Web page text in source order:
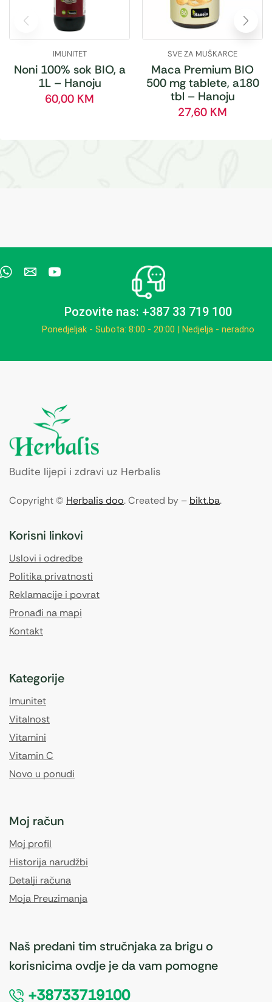
IMUNITET
Noni 100% sok BIO, a
1L – Hanoju
60,00 KM
SVE ZA MUŠKARCE
Maca Premium BIO
500 mg tablete, a180
tbl – Hanoju
27,60 KM
Pozovite nas: +387 33 719 100
Ponedjeljak - Subota: 8:00 - 20:00 | Nedjelja - neradno
Budite lijepi i zdravi uz Herbalis
Copyright © Herbalis doo. Created by – bikt.ba.
Korisni linkovi
Uslovi i odredbe
Politika privatnosti
Reklamacije i povrat
Pronađi na mapi
Kontakt
Kategorije
Imunitet
Vitalnost
Vitamini
Vitamin C
Novo u ponudi
Moj račun
Moj profil
Historija narudžbi
Detalji računa
Moja Preuzimanja
Naš predani tim stručnjaka za brigu o
korisnicima ovdje je da vam pomogne
+38733719100